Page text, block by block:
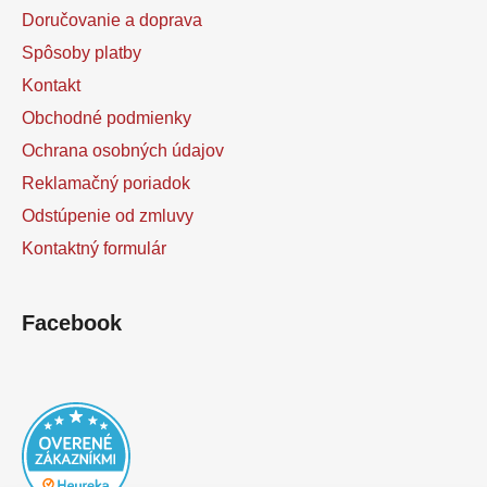
Doručovanie a doprava
Spôsoby platby
Kontakt
Obchodné podmienky
Ochrana osobných údajov
Reklamačný poriadok
Odstúpenie od zmluvy
Kontaktný formulár
Facebook